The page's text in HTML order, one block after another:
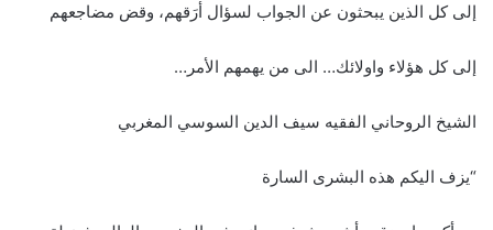
إلى كل الذين يبحثون عن الجواب لسؤال أرَقهم، وقض مضاجعهم
إلى كل هؤلاء واولائك… الى من يهمهم الأمر…
الشيخ الروحاني الفقيه سيف الدين السوسي المغربي
“يزف اليكم هذه البشرى السارة